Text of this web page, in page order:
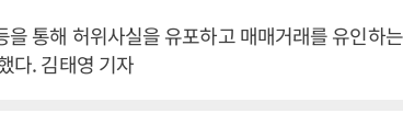
을 통해 허위사실을 유포하고 매매거래를 유인하
다. 김태영 기자